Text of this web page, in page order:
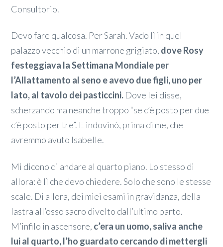
Consultorio.
Devo fare qualcosa. Per Sarah. Vado lì in quel
palazzo vecchio di un marrone grigiato, dove Rosy
festeggiava la Settimana Mondiale per
l’Allattamento al seno e avevo due figli, uno per
lato, al tavolo dei pasticcini. Dove lei disse,
scherzando ma neanche troppo “se c’è posto per due
c’è posto per tre”. E indovinò, prima di me, che
avremmo avuto Isabelle.
Mi dicono di andare al quarto piano. Lo stesso di
allora: è lì che devo chiedere. Solo che sono le stesse
scale. Di allora, dei miei esami in gravidanza, della
lastra all’osso sacro divelto dall’ultimo parto.
M’infilo in ascensore, c’era un uomo, saliva anche
lui al quarto, l’ho guardato cercando di mettergli